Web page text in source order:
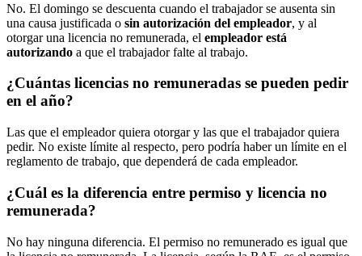
No. El domingo se descuenta cuando el trabajador se ausenta sin
una causa justificada o sin autorización del empleador, y al
otorgar una licencia no remunerada, el empleador está
autorizando a que el trabajador falte al trabajo.
¿Cuántas licencias no remuneradas se pueden pedir
en el año?
Las que el empleador quiera otorgar y las que el trabajador quiera
pedir. No existe límite al respecto, pero podría haber un límite en el
reglamento de trabajo, que dependerá de cada empleador.
¿Cuál es la diferencia entre permiso y licencia no
remunerada?
No hay ninguna diferencia. El permiso no remunerado es igual que